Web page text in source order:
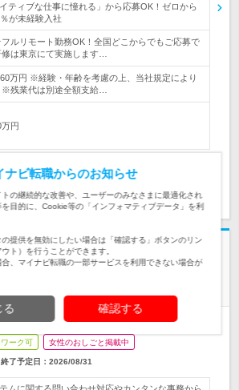
ティブな仕事に憧れる」から応募OK！ゼロから
が未経験入社
ルリモート勤務OK！全国どこからでもご応募で
は東京にて実施します…
万円 ※経験・年齢を考慮の上、当社規定により
※残業代は別途全額支給…
円
気になる
| ＜女性活躍中＞＃未経験OK #完全週休2日制#
業界で活躍【アシスタント事務】年休124
OK 転勤なし 学歴不問 完全週休2日制
ーク可 女性のおしごと掲載中
終了予定日：2026/08/31
ナビ転職からのお知らせ
の継続的な改善や、ユーザーのみなさまに最適化され
目的に、Cookie等の「インフォマティブデータ」を利
提供を無効にしたい場合は「確認する」ボタンのリン
ト）を行うことができます。
、マイナビ転職の一部サービスを利用できない場合が
る 確認する